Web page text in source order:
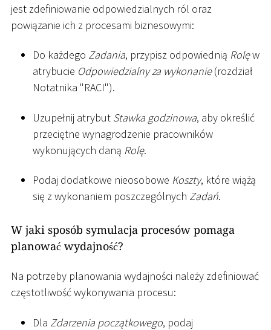
jest zdefiniowanie odpowiedzialnych ról oraz
powiązanie ich z procesami biznesowymi:
Do każdego Zadania, przypisz odpowiednią Rolęw
atrybucie Odpowiedzialny za wykonanie(rozdział
Notatnika "RACI").
Uzupełnij atrybut Stawka godzinowa, aby określić
przeciętne wynagrodzenie pracowników
wykonujących daną Rolę.
Podaj dodatkowe nieosobowe Koszty, które wiążą
się z wykonaniem poszczególnych Zadań.
W jaki sposób symulacja procesów pomaga
planować wydajność?
Na potrzeby planowania wydajności należy zdefiniować
częstotliwość wykonywania procesu:
Dla Zdarzenia początkowego, podaj